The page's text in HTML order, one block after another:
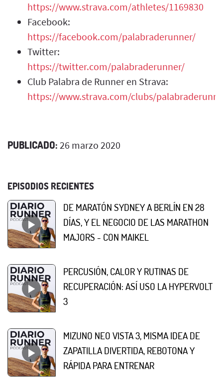
https://www.strava.com/athletes/1169830
Facebook:
https://facebook.com/palabraderunner/
Twitter:
https://twitter.com/palabraderunner/
Club Palabra de Runner en Strava:
https://www.strava.com/clubs/
PUBLICADO: 26 marzo 2020
EPISODIOS RECIENTES
DE MARATÓN SYDNEY A BERLÍN EN 28
DÍAS, Y EL NEGOCIO DE LAS MARATHON
MAJORS - CON MAIKEL
PERCUSIÓN, CALOR Y RUTINAS DE
RECUPERACIÓN: ASÍ USO LA HYPERVOLT
3
MIZUNO NEO VISTA 3, MISMA IDEA DE
ZAPATILLA DIVERTIDA, REBOTONA Y
RÁPIDA PARA ENTRENAR